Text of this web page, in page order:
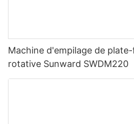
Machine d'empilage de
rotative Sunward SWDM220